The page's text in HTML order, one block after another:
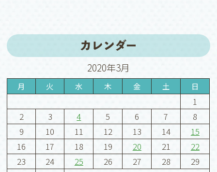
カレンダー
2020年3月
月 火 水 木 金 土 日
1
2
3 4 5 6 7
8
9
10 11 12 13 14
15
16
17 18 19 20 21
22
23
24 25 26 27 28
29